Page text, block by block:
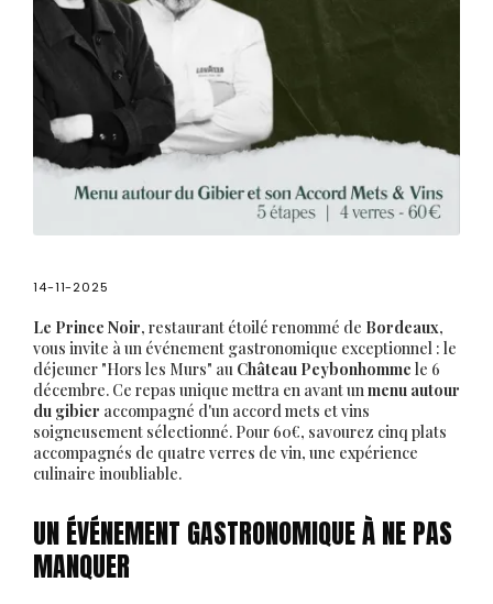
14-11-2025
Le Prince Noir, restaurant étoilé renommé de Bordeaux,
vous invite à un événement gastronomique exceptionnel : le
déjeuner "Hors les Murs" au Château Peybonhomme le 6
décembre. Ce repas unique mettra en avant unmenu autour
du gibier accompagné d'un accord mets et vins
soigneusement sélectionné. Pour 60€, savourez cinq plats
accompagnés de quatre verres de vin, une expérience
culinaire inoubliable.
UN ÉVÉNEMENT GASTRONOMIQUE À NE PAS
MANQUER